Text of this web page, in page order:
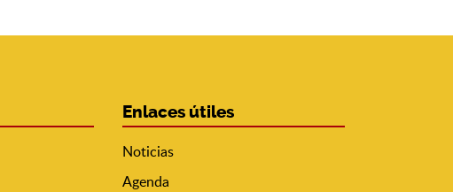
Enlaces útiles
Noticias
Agenda